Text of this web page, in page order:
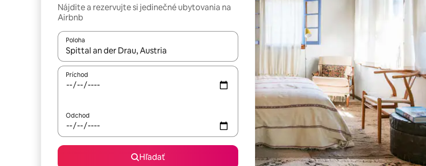
Nájdite a rezervujte si jedinečné ubytovania na
Airbnb
Poloha
Keď budú výsledky k dispozícii, môžete si ich prechádzať pomocou klávesov so šípkami nahor a nadol
Príchod
Odchod
Hľadať